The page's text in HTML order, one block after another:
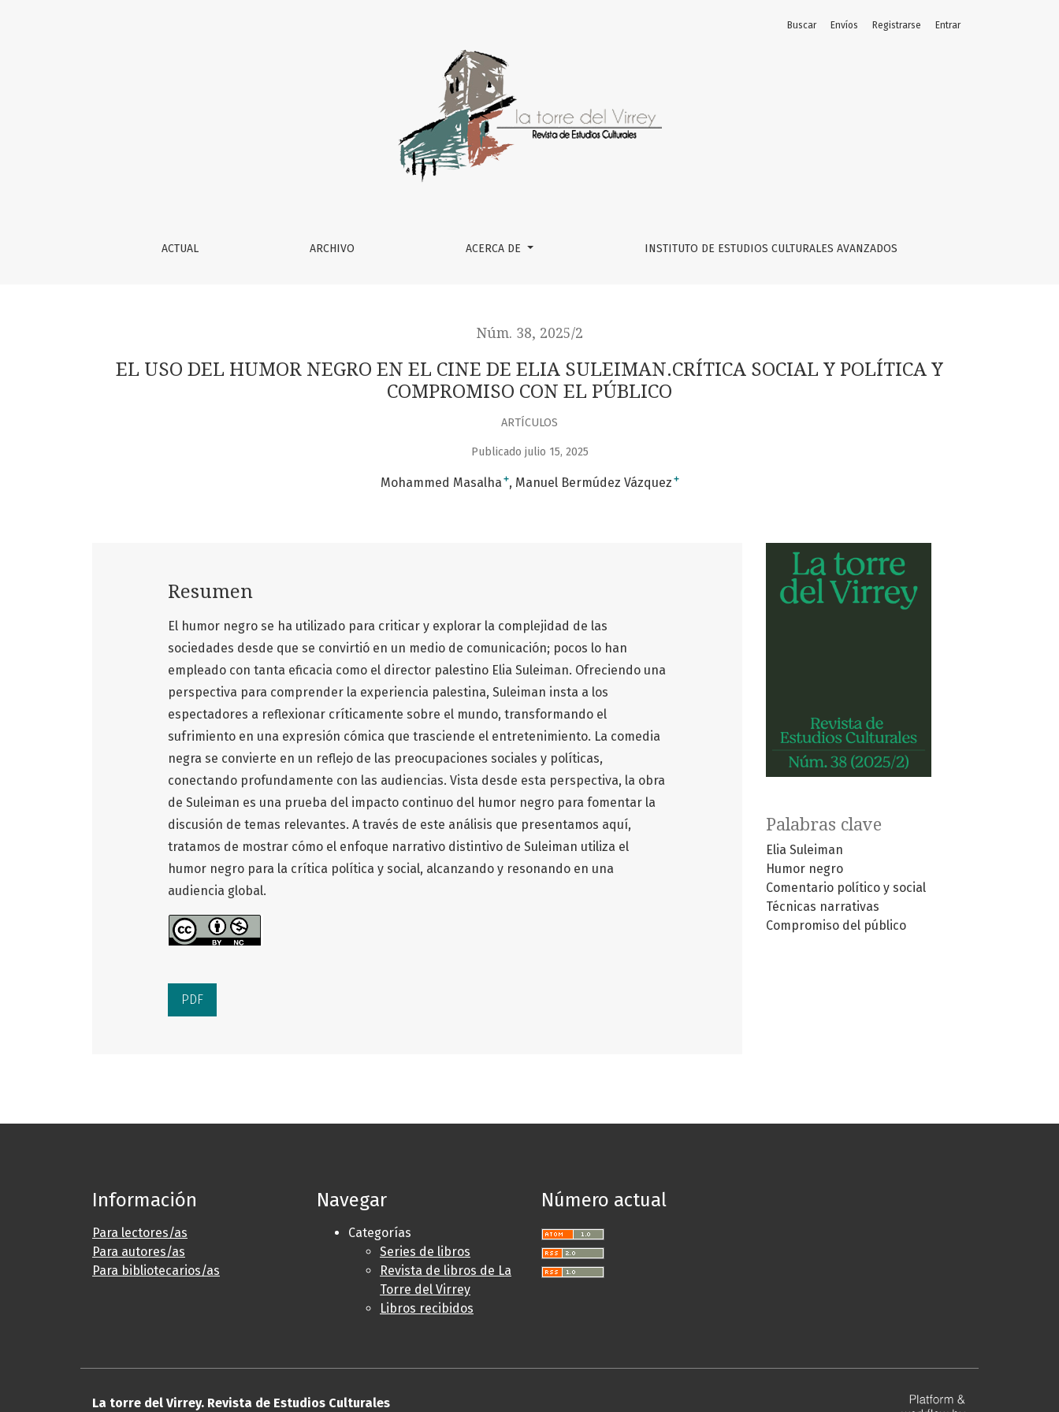
ACTUAL ARCHIVO ACERCA DE INSTITUTO DE ESTUDIOS CULTURALES AVANZADOS
Buscar Envíos Registrarse Entrar
Núm. 38, 2025/2
EL USO DEL HUMOR NEGRO EN EL CINE DE ELIA SULEIMAN.CRÍTICA SOCIAL Y POLÍTICA Y
COMPROMISO CON EL PÚBLICO
ARTÍCULOS
Publicado julio 15, 2025
Mohammed Masalha + Manuel Bermúdez Vázquez +
Palabras clave
Elia Suleiman
Humor negro
Comentario político y social
Técnicas narrativas
Compromiso del público
Resumen
El humor negro se ha utilizado para criticar y explorar la complejidad de las
sociedades desde que se convirtió en un medio de comunicación; pocos lo han
empleado con tanta eficacia como el director palestino Elia Suleiman. Ofreciendo una
perspectiva para comprender la experiencia palestina, Suleiman insta a los
espectadores a reflexionar críticamente sobre el mundo, transformando el
sufrimiento en una expresión cómica que trasciende el entretenimiento. La comedia
negra se convierte en un reflejo de las preocupaciones sociales y políticas,
conectando profundamente con las audiencias. Vista desde esta perspectiva, la obra
de Suleiman es una prueba del impacto continuo del humor negro para fomentar la
discusión de temas relevantes. A través de este análisis que presentamos aquí,
tratamos de mostrar cómo el enfoque narrativo distintivo de Suleiman utiliza el
humor negro para la crítica política y social, alcanzando y resonando en una
audiencia global.
PDF
Información
Para lectores/as
Para autores/as
Para bibliotecarios/as
Navegar
Categorías
Series de libros
Revista de libros de La
Torre del Virrey
Libros recibidos
Número actual
La torre del Virrey. Revista de Estudios Culturales